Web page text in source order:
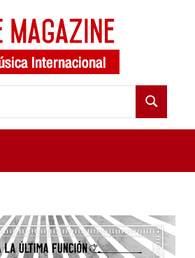
Buscar